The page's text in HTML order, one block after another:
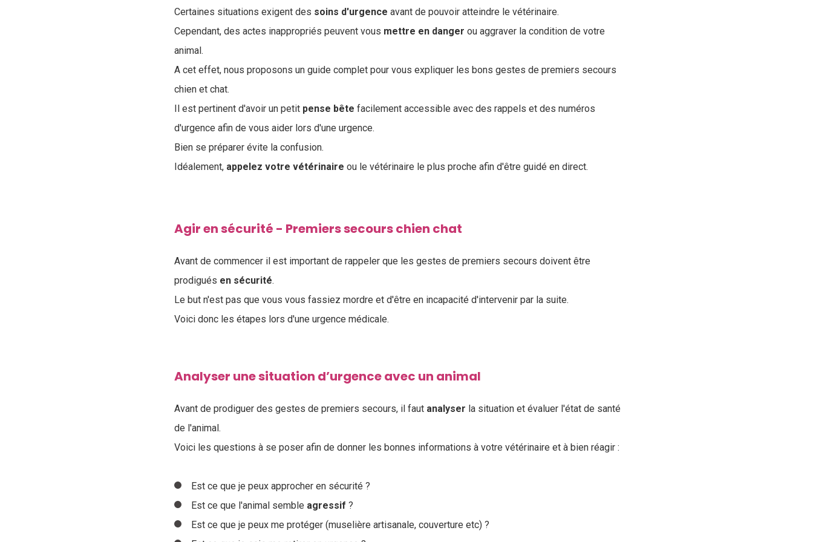
Certaines situations exigent des soins d'urgence avant de pouvoir atteindre le vétérinaire.
Cependant, des actes inappropriés peuvent vous mettre en danger ou aggraver la condition de votre
animal.
A cet effet, nous proposons un guide complet pour vous expliquer les bons gestes de premiers secours
chien et chat.
Il est pertinent d'avoir un petit pense bête facilement accessible avec des rappels et des numéros
d'urgence afin de vous aider lors d'une urgence.
Bien se préparer évite la confusion.
Idéalement, appelez votre vétérinaire ou le vétérinaire le plus proche afin d'être guidé en direct.
Agir en sécurité - Premiers secours chien chat
Avant de commencer il est important de rappeler que les gestes de premiers secours doivent être
prodigués en sécurité.
Le but n'est pas que vous vous fassiez mordre et d'être en incapacité d'intervenir par la suite.
Voici donc les étapes lors d'une urgence médicale.
Analyser une situation d’urgence avec un animal
Avant de prodiguer des gestes de premiers secours, il faut analyser la situation et évaluer l'état de santé
de l'animal.
Voici les questions à se poser afin de donner les bonnes informations à votre vétérinaire et à bien réagir :
Est ce que je peux approcher en sécurité ?
Est ce que l'animal semble agressif ?
Est ce que je peux me protéger (muselière artisanale, couverture etc) ?